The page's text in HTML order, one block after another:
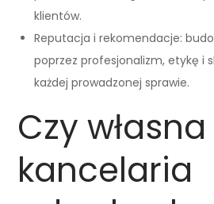
klientów.
Reputacja i rekomendacje:
poprzez profesjonalizm, etykę i
każdej prowadzonej sprawie.
Czy własna
kancelaria